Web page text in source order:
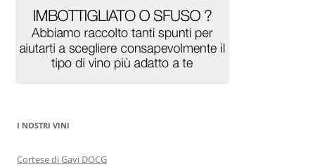
I NOSTRI VINI
Cortese di Gavi DOCG